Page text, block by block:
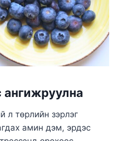
ангижруулна
л төрлийн зэрлэг
амин дэм, эрдэс